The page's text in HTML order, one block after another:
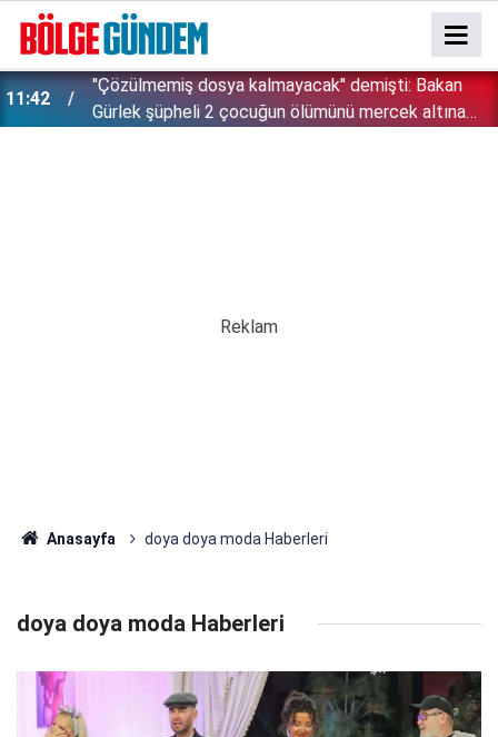
11:28
İsrail zulümde sınır tanımıyor: Bu kez kendi
vatandaşlarını hedef aldı!
Anasayfa doya doya moda Haberleri
doya doya moda Haberleri